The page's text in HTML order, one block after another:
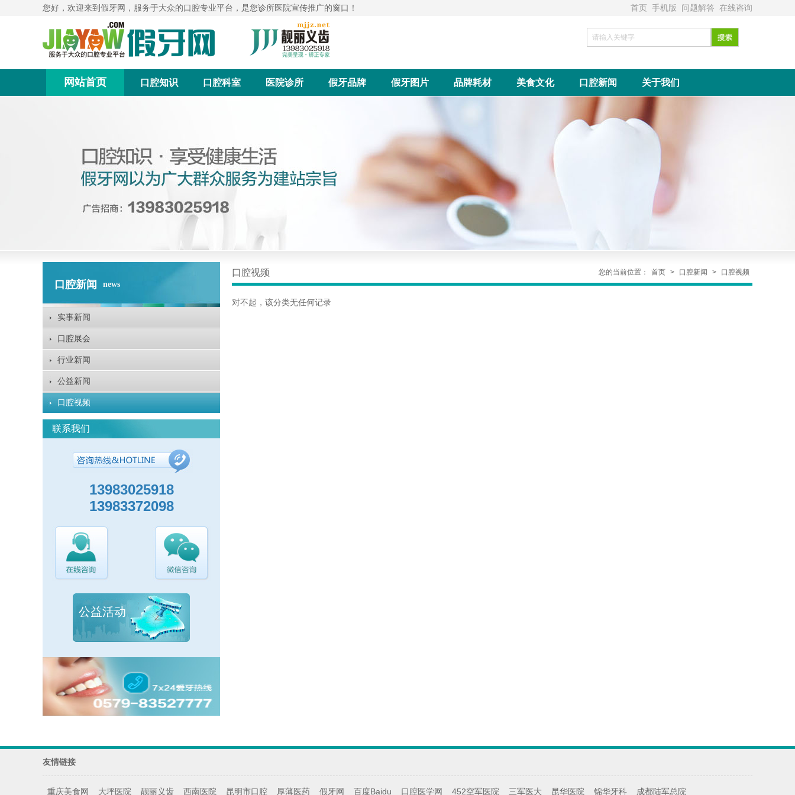
您好，欢迎来到假牙网，服务于大众的口腔专业平台，是您诊所医院宣传推广的窗口！ 首页 手机版 问题解答 在线咨询
网站首页 口腔知识 口腔科室 医院诊所 假牙品牌 假牙图片 品牌耗材 美食文化 口腔新闻 关于我们
口腔新闻 news
实事新闻
口腔展会
行业新闻
公益新闻
口腔视频
联系我们
13983025918
13983372098
公益活动
口腔视频 您的当前位置： 首页 > 口腔新闻 > 口腔视频
对不起，该分类无任何记录
友情链接
重庆美食网 大坪医院 靓丽义齿 西南医院 昆明市口腔 厚薄医药 假牙网 百度Baidu 口腔医学网 452空军医院 三军医大 昆华医院 锦华牙科 成都陆军总院